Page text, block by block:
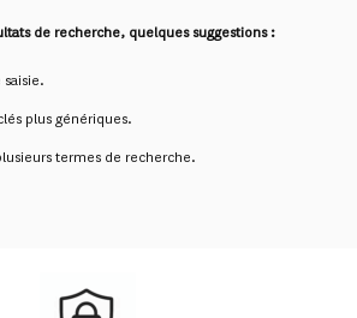
de recherche, quelques suggestions :
plus génériques.
termes de recherche.